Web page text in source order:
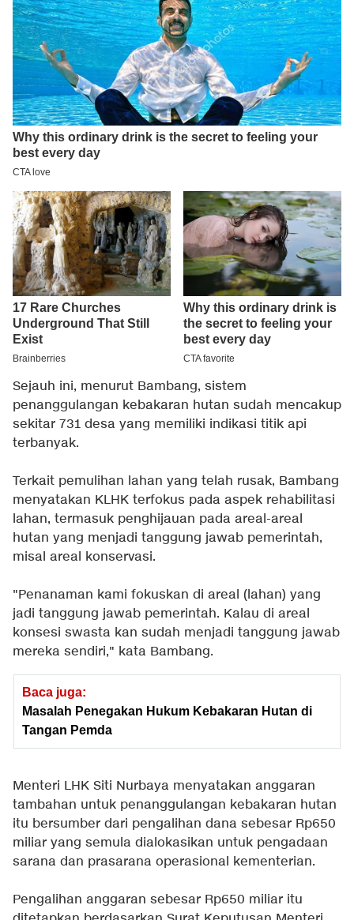
Sejauh ini, menurut Bambang, sistem
penanggulangan kebakaran hutan sudah mencakup
sekitar 731 desa yang memiliki indikasi titik api
terbanyak.
Terkait pemulihan lahan yang telah rusak, Bambang
menyatakan KLHK terfokus pada aspek rehabilitasi
lahan, termasuk penghijauan pada areal-areal
hutan yang menjadi tanggung jawab pemerintah,
misal areal konservasi.
"Penanaman kami fokuskan di areal (lahan) yang
jadi tanggung jawab pemerintah. Kalau di areal
konsesi swasta kan sudah menjadi tanggung jawab
mereka sendiri," kata Bambang.
Baca juga:
Masalah Penegakan Hukum Kebakaran Hutan di
Tangan Pemda
Menteri LHK Siti Nurbaya menyatakan anggaran
tambahan untuk penanggulangan kebakaran hutan
itu bersumber dari pengalihan dana sebesar Rp650
miliar yang semula dialokasikan untuk pengadaan
sarana dan prasarana operasional kementerian.
Pengalihan anggaran sebesar Rp650 miliar itu